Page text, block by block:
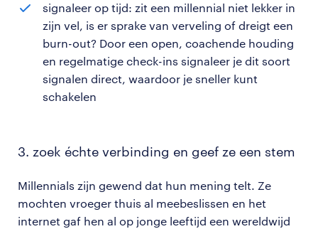
signaleer op tijd: zit een millennial niet lekker in
zijn vel, is er sprake van verveling of dreigt een
burn-out? Door een open, coachende houding
en regelmatige check-ins signaleer je dit soort
signalen direct, waardoor je sneller kunt
schakelen
3. zoek échte verbinding en geef ze een stem
Millennials zijn gewend dat hun mening telt. Ze
mochten vroeger thuis al meebeslissen en het
internet gaf hen al op jonge leeftijd een wereldwijd